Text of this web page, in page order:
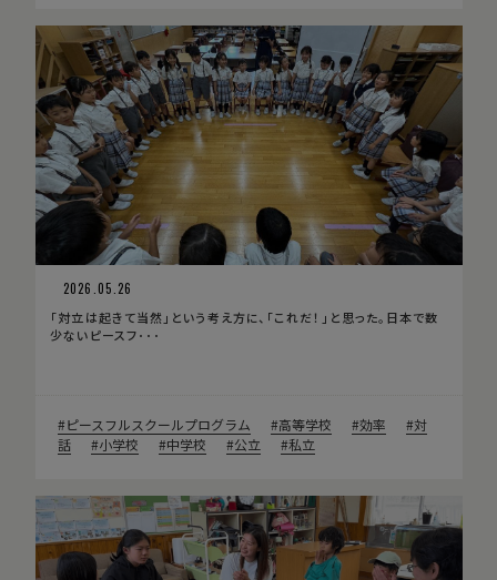
2026.05.26
「対立は起きて当然」という考え方に、「これだ！」と思った。日本で数
少ないピースフ･･･
ピースフルスクールプログラム 高等学校 効率
対
話
小学校 中学校 公立 私立